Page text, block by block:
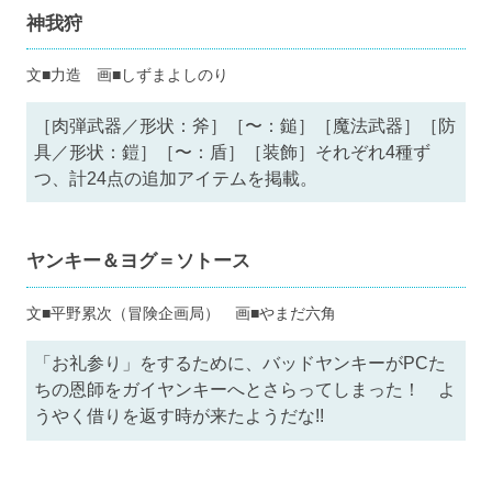
神我狩
文■力造 画■しずまよしのり
［肉弾武器／形状：斧］［〜：鎚］［魔法武器］［防
具／形状：鎧］［〜：盾］［装飾］それぞれ4種ず
つ、計24点の追加アイテムを掲載。
ヤンキー＆ヨグ＝ソトース
文■平野累次（冒険企画局） 画■やまだ六角
「お礼参り」をするために、バッドヤンキーがPCた
ちの恩師をガイヤンキーへとさらってしまった！ よ
うやく借りを返す時が来たようだな!!